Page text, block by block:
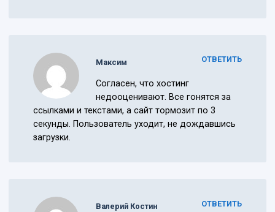
ОТВЕТИТЬ
Максим
Согласен, что хостинг
недооценивают. Все гонятся за
ссылками и текстами, а сайт тормозит по 3
секунды. Пользователь уходит, не дождавшись
загрузки.
ОТВЕТИТЬ
Валерий Костин